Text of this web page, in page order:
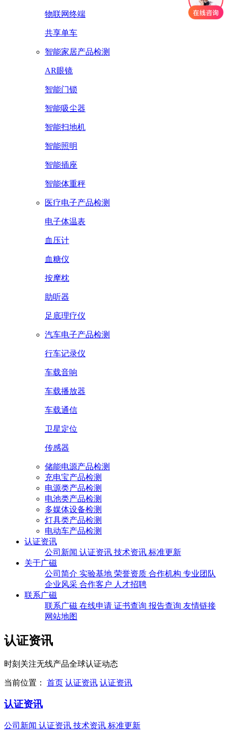
物联网终端
共享单车
智能家居产品检测
AR眼镜
智能门锁
智能吸尘器
智能扫地机
智能照明
智能插座
智能体重秤
医疗电子产品检测
电子体温表
血压计
血糖仪
按摩枕
助听器
足底理疗仪
汽车电子产品检测
行车记录仪
车载音响
车载播放器
车载通信
卫星定位
传感器
储能电源产品检测
充电宝产品检测
电源类产品检测
电池类产品检测
多媒体设备检测
灯具类产品检测
电动车产品检测
认证资讯
公司新闻 认证资讯 技术资讯 标准更新
关于广磁
公司简介 实验基地 荣誉资质 合作机构 专业团队
企业风采 合作客户 人才招聘
联系广磁
联系广磁 在线申请 证书查询 报告查询 友情链接
网站地图
认证资讯
时刻关注无线产品全球认证动态
当前位置： 首页 认证资讯 认证资讯
认证资讯
公司新闻 认证资讯 技术资讯 标准更新